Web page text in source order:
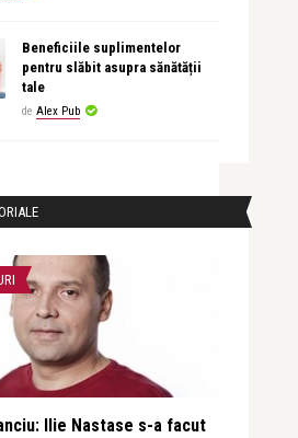
Beneficiile suplimentelor
pentru slăbit asupra sănătății
tale
de Alex Pub
Ilie Nastase s-a facut